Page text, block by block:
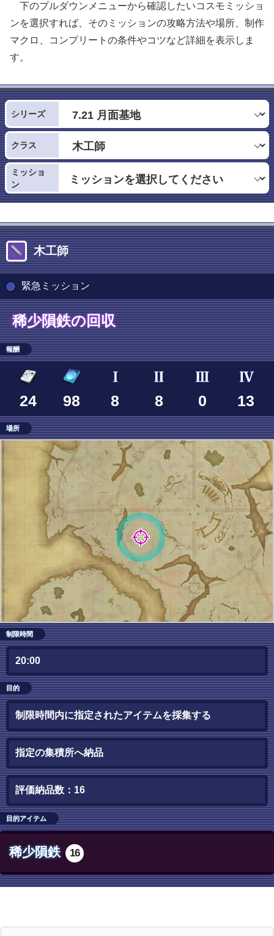
下のプルダウンメニューから確認したいコスモミッショ
ンを選択すれば、そのミッションの攻略方法や場所、制作
マクロ、コンプリートの条件やコツなど詳細を表示しま
す。
シリーズ
クラス
ミッショ
ン
木工師
緊急ミッション
稀少隕鉄の回収
報酬
24 98 8 8 0 13
場所
制限時間
20:00
目的
制限時間内に指定されたアイテムを採集する
指定の集積所へ納品
評価納品数：16
目的アイテム
稀少隕鉄 16